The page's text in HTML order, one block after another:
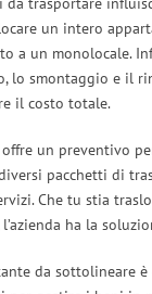
un intero
a un monolocale.
lo smontaggio e il
il costo totale.
offre un preventivo
pacchetti di
Che tu stia
ha la
da sottolineare è